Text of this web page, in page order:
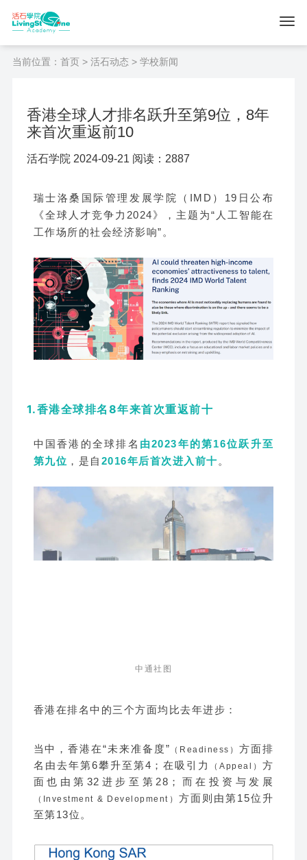
当前位置： 首页> 活石动态> 学校新闻
香港全球人才排名跃升至第9位，8年
来首次重返前10
活石学院 2024-09-21 阅读：2887
瑞士洛桑国际管理发展学院（IMD）19日公布
《全球人才竞争力2024》，主题为“人工智能在
工作场所的社会经济影响”。
1.香港全球排名8年来首次重返前十
中国香港的全球排名 由2023年的第16位跃升至
第九位 ，是自 2016年后首次进入前十 。
中通社图
香港在排名中的三个方面均比去年进步：
当中，香港在“未来准备度” （Readiness）方面排
名由去年第6攀升至第4；在吸引力
（Appeal） 方
面也由第32进步至第28；而在投资与发展
（Investment & Development） 方面则由第15位升
至第13位。